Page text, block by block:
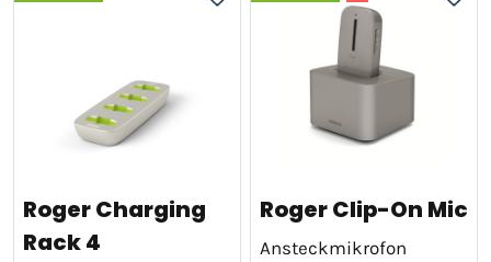
Roger Charging
Rack 4
Roger Clip-On Mic
Ansteckmikrofon